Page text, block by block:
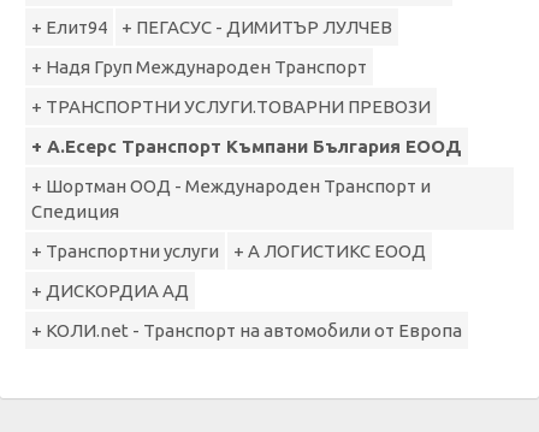
+ Елит94
+ ПЕГАСУС - ДИМИТЪР ЛУЛЧЕВ
+ Надя Груп Международен Транспорт
+ ТРАНСПОРТНИ УСЛУГИ.ТОВАРНИ ПРЕВОЗИ
+ А.Есерс Транспорт Къмпани България ЕООД
+ Шортман ООД - Международен Транспорт и
Спедиция
+ Транспортни услуги
+ А ЛОГИСТИКС ЕООД
+ ДИСКОРДИА АД
+ КОЛИ.net - Транспорт на автомобили от Европа